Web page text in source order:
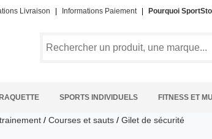
Livraison Informations Paiement Pourquoi
SPORTS INDIVIDUELS FITNESS ET
/ Courses et sauts / Gilet de sécurité